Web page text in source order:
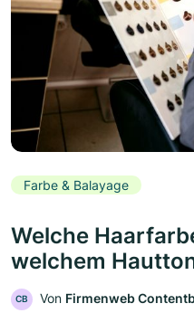
Farbe & Balayage
Welche
welchem
CB Von Firmenweb